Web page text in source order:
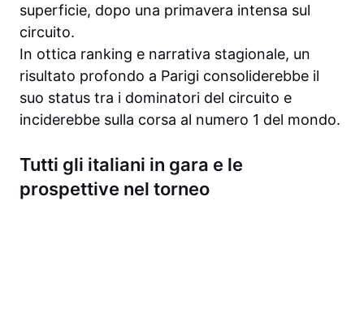
superficie, dopo una primavera intensa sul
circuito.
In ottica ranking e narrativa stagionale, un
risultato profondo a Parigi consoliderebbe il
suo status tra i dominatori del circuito e
inciderebbe sulla corsa al numero 1 del mondo.
Tutti gli italiani in gara e le
prospettive nel torneo